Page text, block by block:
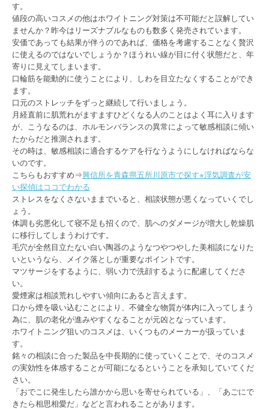
す。
値段の高いコスメの他はホワイトニング対策は不可能だと誤解してい
ませんか？昨今はリーズナブルなものも数多く発売されています。
安価であっても結果が伴うのであれば、価格を考慮することなく贅沢
に使えるのではないでしょうか？ほうれい線が目に付く状態だと、年
寄りに見えてしまいます。
口輪筋を能動的に使うことにより、しわを目立たなくすることができ
ます。
口元のストレッチをずっと継続して行いましょう。
月経直前に肌荒れがますますひどくなる人のことはよく耳に入ります
が、こうなるのは、ホルモンバランスの異常によって敏感相談に傾い
たからだと推測されます。
その時は、敏感相談に適合するケアを行なうようにしなければならな
いのです。
こちらもおすすめ⇒興信所を青森県五所川原市で探す※浮気調査が安
い探偵はココでわかる
ストレスをなくさないままでいると、相談状態が悪くなっていくでし
ょう。
体調も劣悪化して寝不足も招くので、肌へのダメージが増大し乾燥肌
に移行してしまうわけです。
毛穴が全然目立たない白い陶器のようなつやつやした美相談になりた
いというなら、メイク落としが重要なポイントです。
マツサージをするように、弱い力で洗顔するように配慮してくださ
い。
愛煙家は相談荒れしやすい傾向にあると言えます。
口から煙を吸い込むことにより、不健全な物質が体内に入ってしまう
為に、肌の老化が進みやすくなることが元凶となっています。
ホワイトニング狙いのコスメは、いくつものメーカーが扱っていま
す。
銘々の相談に合った製品を中長期的に使っていくことで、そのコスメ
の実効性を体感することが可能になるということを承知していてくだ
さい。
「おでこに発生したら誰かから思いを寄せられている」、「あごにで
きたら相思相愛だ」などと言われることがあります。